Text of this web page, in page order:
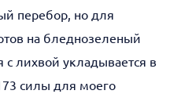
перебор, но для
на бледнозеленый
лихвой укладывается в
силы для моего